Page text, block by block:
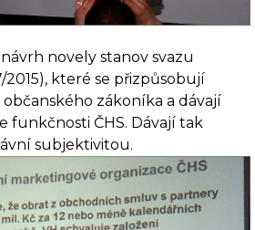
novely stanov svazu
2015), které se přizpůsobují
zákoníka a dávají
funkčnosti ČHS. Dávají tak
subjektivitou.